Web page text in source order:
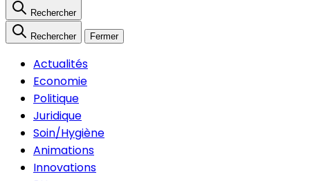
Rechercher
Rechercher Fermer
Actualités
Economie
Politique
Juridique
Soin/Hygiène
Animations
Innovations